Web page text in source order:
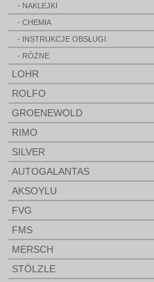
- NAKLEJKI
- CHEMIA
- INSTRUKCJE OBSŁUGI
- RÓŻNE
LOHR
ROLFO
GROENEWOLD
RIMO
SILVER
AUTOGALANTAS
AKSOYLU
FVG
FMS
MERSCH
STÖLZLE